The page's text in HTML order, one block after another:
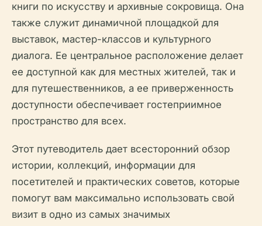
книги по искусству и архивные сокровища. Она
также служит динамичной площадкой для
выставок, мастер-классов и культурного
диалога. Ее центральное расположение делает
ее доступной как для местных жителей, так и
для путешественников, а ее приверженность
доступности обеспечивает гостеприимное
пространство для всех.
Этот путеводитель дает всесторонний обзор
истории, коллекций, информации для
посетителей и практических советов, которые
помогут вам максимально использовать свой
визит в одно из самых значимых